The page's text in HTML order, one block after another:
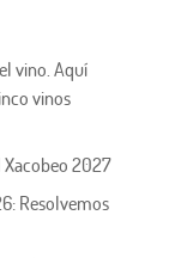
vino. Aquí
vinos
Xacobeo 2027
Resolvemos